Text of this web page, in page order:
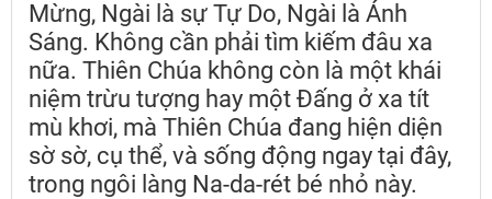
Mừng, Ngài là sự Tự Do, Ngài là Ánh
Sáng. Không cần phải tìm kiếm đâu xa
nữa. Thiên Chúa không còn là một khái
niệm trừu tượng hay một Đấng ở xa tít
mù khơi, mà Thiên Chúa đang hiện diện
sờ sờ, cụ thể, và sống động ngay tại đây,
trong ngôi làng Na-da-rét bé nhỏ này.